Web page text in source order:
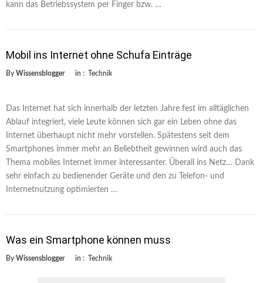
kann das Betriebssystem per Finger bzw. …
Mobil ins Internet ohne Schufa Einträge
By Wissensblogger in : Technik
Das Internet hat sich innerhalb der letzten Jahre fest im alltäglichen
Ablauf integriert, viele Leute können sich gar ein Leben ohne das
Internet überhaupt nicht mehr vorstellen. Spätestens seit dem
Smartphones immer mehr an Beliebtheit gewinnen wird auch das
Thema mobiles Internet immer interessanter. Überall ins Netz… Dank
sehr einfach zu bedienender Geräte und den zu Telefon- und
Internetnutzung optimierten …
Was ein Smartphone können muss
By Wissensblogger in : Technik